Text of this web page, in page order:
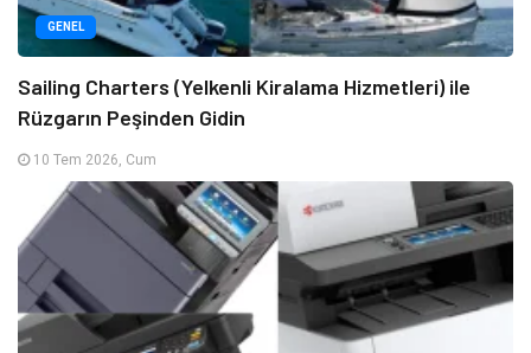
GENEL
Sailing Charters (Yelkenli Kiralama Hizmetleri) ile
Rüzgarın Peşinden Gidin
10 Tem 2026, Cum